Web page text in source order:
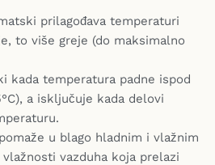
prilagođava temperaturi
to više greje (do maksimalno
kada temperatura padne ispod
a isključuje kada delovi
u blago hladnim i vlažnim
vlažnosti vazduha koja prelazi